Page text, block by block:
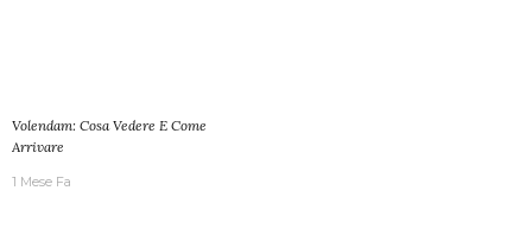
Volendam: Cosa Vedere E Come
Arrivare
1 Mese Fa